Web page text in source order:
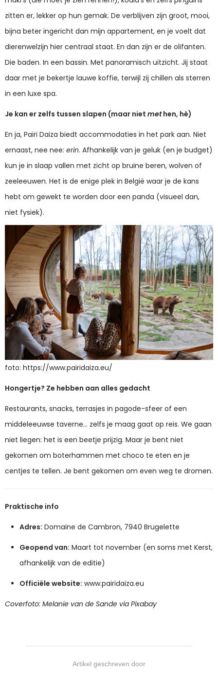
zitten er, lekker op hun gemak. De verblijven zijn groot, mooi,
bijna beter ingericht dan mijn appartement, en je voelt dat
dierenwelzijn hier centraal staat. En dan zijn er de olifanten.
Die baden. In een bassin. Met panoramisch uitzicht. Jij staat
daar met je bekertje lauwe koffie, terwijl zij chillen als sterren
in een luxe spa.
Je kan er zelfs tussen slapen (maar niet methen, hè)
En ja, Pairi Daiza biedt accommodaties in het park aan. Niet
ernaast, nee nee: erin. Afhankelijk van je geluk (en je budget)
kun je in slaap vallen met zicht op bruine beren, wolven of
zeeleeuwen. Het is de enige plek in België waar je de kans
hebt om gewekt te worden door een panda (visueel dan,
niet fysiek).
foto: https://www.pairidaiza.eu/
Hongertje? Ze hebben aan alles gedacht
Restaurants, snacks, terrasjes in pagode-sfeer of een
middeleeuwse taverne… zelfs je maag gaat op reis. We gaan
niet liegen: het is een beetje prijzig. Maar je bent niet
gekomen om boterhammen met choco te eten en je
centjes te tellen. Je bent gekomen om even weg te dromen.
Praktische info
Adres: Domaine de Cambron, 7940 Brugelette
Geopend van: Maart tot november (en soms met Kerst,
afhankelijk van de editie)
Officiële website: www.pairidaiza.eu
Coverfoto: Melanie van de Sande via Pixabay
Artikel geschreven door